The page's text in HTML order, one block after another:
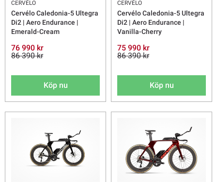
CERVÉLO
Cervélo Caledonia-5 Ultegra
Di2 | Aero Endurance |
Emerald-Cream
76 990 kr
86 390 kr
Köp nu
CERVÉLO
Cervélo Caledonia-5 Ultegra
Di2 | Aero Endurance |
Vanilla-Cherry
75 990 kr
86 390 kr
Köp nu